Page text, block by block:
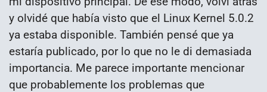
y olvidé que había visto que el Linux Kernel 5.0.2
ya estaba disponible. También pensé que ya
estaría publicado, por lo que no le di demasiada
importancia. Me parece importante mencionar
que probablemente los problemas que